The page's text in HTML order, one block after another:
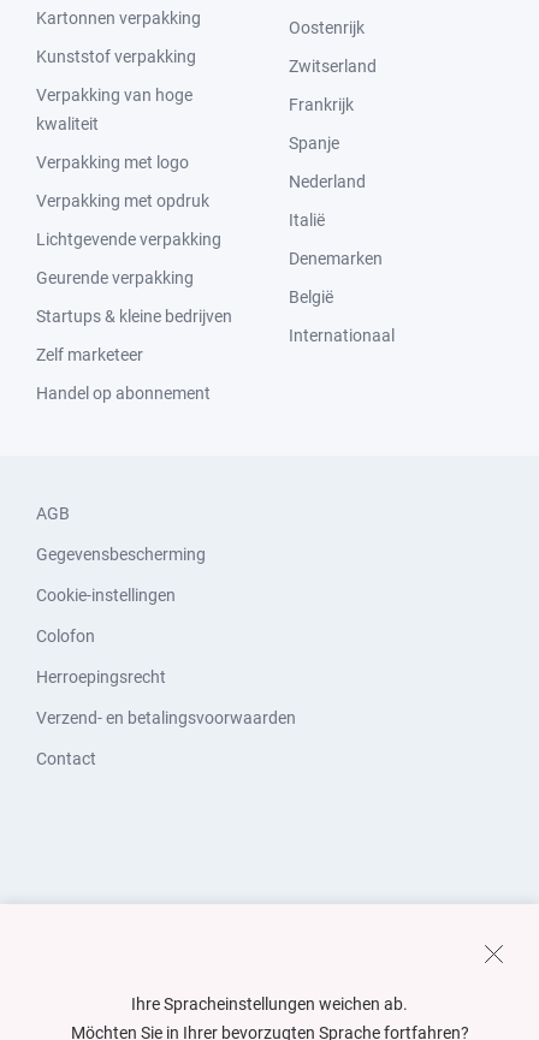
Kartonnen verpakking
Kunststof verpakking
Verpakking van hoge
kwaliteit
Verpakking met logo
Verpakking met opdruk
Lichtgevende verpakking
Geurende verpakking
Startups & kleine bedrijven
Zelf marketeer
Handel op abonnement
Oostenrijk
Zwitserland
Frankrijk
Spanje
Nederland
Italië
Denemarken
België
Internationaal
AGB
Gegevensbescherming
Cookie-instellingen
Colofon
Herroepingsrecht
Verzend- en betalingsvoorwaarden
Contact
Ihre Spracheinstellungen weichen ab.
Möchten Sie in Ihrer bevorzugten Sprache fortfahren?